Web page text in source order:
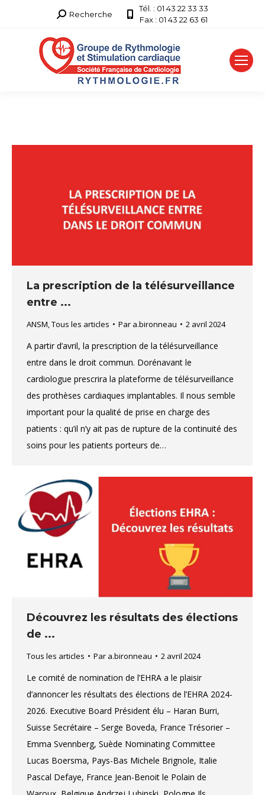
Recherche
Recherche
Tél. : 01 43 22 33 33
Fax : 01 43 22 63 61
La prescription de la télésurveillance
entre ...
ANSM,Tous les articles Par a.bironneau 2 avril 2024
A partir d’avril, la prescription de la télésurveillance
entre dans le droit commun. Dorénavant le
cardiologue prescrira la plateforme de télésurveillance
des prothèses cardiaques implantables. Il nous semble
important pour la qualité de prise en charge des
patients : qu’il n’y ait pas de rupture de la continuité des
soins pour les patients porteurs de…
Découvrez les résultats des élections
de ...
Tous les articles Par a.bironneau 2 avril 2024
Le comité de nomination de l’EHRA a le plaisir
d’annoncer les résultats des élections de l’EHRA 2024-
2026. Executive Board Président élu – Haran Burri,
Suisse Secrétaire – Serge Boveda, France Trésorier –
Emma Svennberg, Suède Nominating Committee
Lucas Boersma, Pays-Bas Michele Brignole, Italie
Pascal Defaye, France Jean-Benoit le Polain de